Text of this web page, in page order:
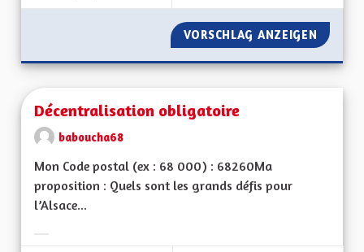
VORSCHLAG ANZEIGEN DES
Décentralisation obligatoire
baboucha68
Mon Code postal (ex : 68 000) : 68260Ma
proposition : Quels sont les grands défis pour
l’Alsace...